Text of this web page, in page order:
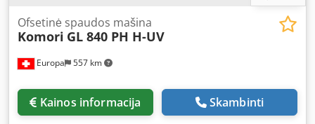
Europa 557 km
Ofsetinė spaudos mašina
Komori GL 840 PH H-UV
Kainos informacija Skambinti